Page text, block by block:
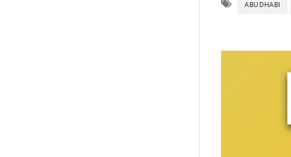
ABU DHABI